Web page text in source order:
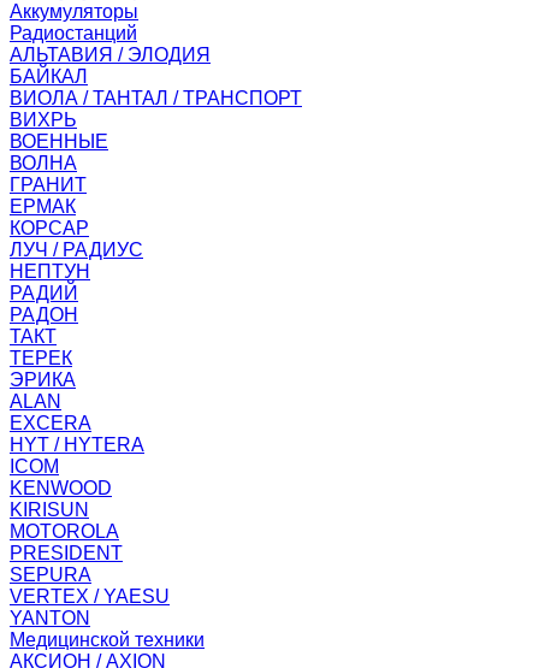
Аккумуляторы
Радиостанций
АЛЬТАВИЯ / ЭЛОДИЯ
БАЙКАЛ
ВИОЛА / ТАНТАЛ / ТРАНСПОРТ
ВИХРЬ
ВОЕННЫЕ
ВОЛНА
ГРАНИТ
ЕРМАК
КОРСАР
ЛУЧ / РАДИУС
НЕПТУН
РАДИЙ
РАДОН
ТАКТ
ТЕРЕК
ЭРИКА
ALAN
EXCERA
HYT / HYTERA
ICOM
KENWOOD
KIRISUN
MOTOROLA
PRESIDENT
SEPURA
VERTEX / YAESU
YANTON
Медицинской техники
АКСИОН / AXION